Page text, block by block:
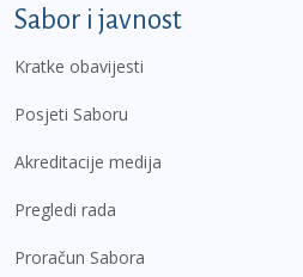
Sabor i javnost
Kratke obavijesti
Posjeti Saboru
Akreditacije medija
Pregledi rada
Proračun Sabora